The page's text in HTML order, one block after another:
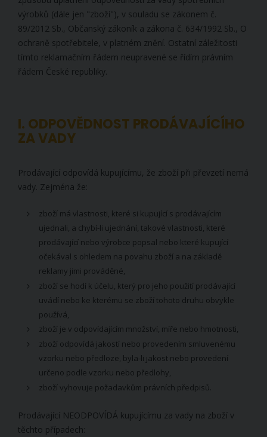
výrobků (dále jen "zboží"), v souladu se zákonem č.
89/2012 Sb., Občanský zákoník a zákona č. 634/1992 Sb., O
ochraně spotřebitele, v platném znění. Ostatní záležitosti
tímto reklamačním řádem neupravené se řídím právním
řádem České republiky.
I. ODPOVĚDNOST PRODÁVAJÍCÍHO
ZA VADY
Prodávající odpovídá kupujícímu, že zboží při převzetí nemá
vady. Zejména že:
zboží má vlastnosti, které si kupující s prodávajícím
ujednali, a chybí-li ujednání, takové vlastnosti, které
prodávající nebo výrobce popsal nebo které kupující
očekával s ohledem na povahu zboží a na základě
reklamy jimi prováděné,
zboží se hodí k účelu, který pro jeho použití prodávající
uvádí nebo ke kterému se zboží tohoto druhu obvykle
používá,
zboží je v odpovídajícím množství, míře nebo hmotnosti,
zboží odpovídá jakostí nebo provedením smluvenému
vzorku nebo předloze, byla-li jakost nebo provedení
určeno podle vzorku nebo předlohy,
zboží vyhovuje požadavkům právních předpisů.
Prodávající NEODPOVÍDÁ kupujícímu za vady na zboží v
těchto případech: